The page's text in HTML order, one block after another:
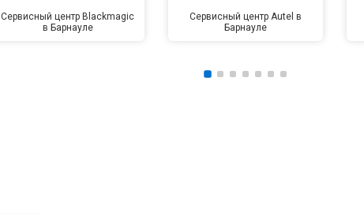
Сервисный центр Blackmagic
в Барнауле
Сервисный центр Autel в
Барнауле